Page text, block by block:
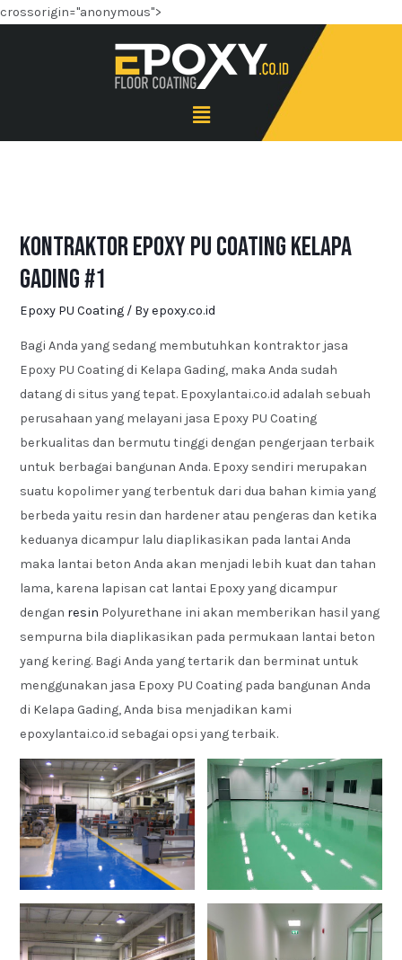
crossorigin="anonymous">
Kontraktor Epoxy PU Coating Kelapa
Gading #1
Epoxy PU Coating / Byepoxy.co.id
Bagi Anda yang sedang membutuhkan kontraktor jasa
Epoxy PU Coating di Kelapa Gading, maka Anda sudah
datang di situs yang tepat. Epoxylantai.co.id adalah sebuah
perusahaan yang melayani jasa Epoxy PU Coating
berkualitas dan bermutu tinggi dengan pengerjaan terbaik
untuk berbagai bangunan Anda. Epoxy sendiri merupakan
suatu kopolimer yang terbentuk dari dua bahan kimia yang
berbeda yaitu resin dan hardener atau pengeras dan ketika
keduanya dicampur lalu diaplikasikan pada lantai Anda
maka lantai beton Anda akan menjadi lebih kuat dan tahan
lama, karena lapisan cat lantai Epoxy yang dicampur
dengan resin Polyurethane ini akan memberikan hasil yang
sempurna bila diaplikasikan pada permukaan lantai beton
yang kering. Bagi Anda yang tertarik dan berminat untuk
menggunakan jasa Epoxy PU Coating pada bangunan Anda
di Kelapa Gading, Anda bisa menjadikan kami
epoxylantai.co.id sebagai opsi yang terbaik.